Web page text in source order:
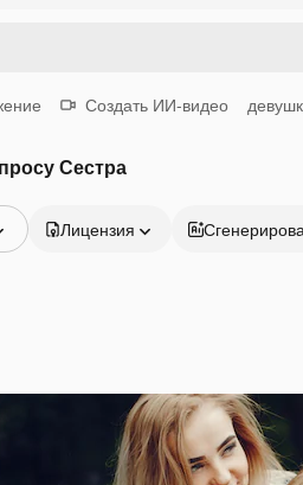
Создать ИИ-видео
Сестра
Лицензия